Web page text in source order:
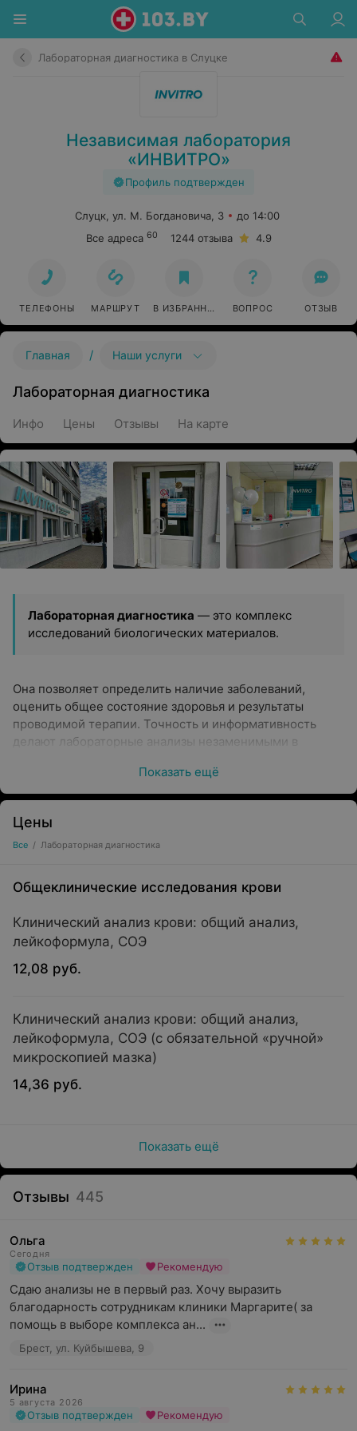
Лабораторная диагностика в Слуцке
Независимая лаборатория
«ИНВИТРО»
Профиль подтвержден
Слуцк, ул. М. Богдановича, 3
до 14:00
Все адреса 60 1244 отзыва 4.9
ТЕЛЕФОНЫ МАРШРУТ В ИЗБРАННОЕ ВОПРОС ОТЗЫВ
Главная / Наши услуги
Лабораторная диагностика
Инфо Цены Отзывы На карте
Лабораторная диагностика — это комплекс
исследований биологических материалов.
Она позволяет определить наличие заболеваний,
оценить общее состояние здоровья и результаты
проводимой терапии. Точность и информативность
делают лабораторные анализы незаменимыми в
Основные направления лабораторных
Лабораторные анализы охватывают широкий спектр
медицинских направлений. Среди них:
Клинические исследования крови
анемию, воспалительные процессы и другие
отклонения.
Биохимические тесты
работу внутренних органов, таких как печень и
почки, а также оценить уровень сахара и
Гормональная диагностика
— используется для
контроля эндокринной системы, репродуктивного
здоровья и обмена веществ.
Микробиологические исследования
определение возбудителей и их чувствительности к
терапии.
состояние иммунной системы, диагностировать
аллергии и аутоиммунные заболевания.
Генетические исследования
патологиям.
Показать ещё
Цены
Все / Лабораторная диагностика
Общеклинические исследования крови
Клинический анализ крови: общий анализ,
лейкоформула, СОЭ
12,08 руб.
Клинический анализ крови: общий анализ,
лейкоформула, СОЭ (с обязательной «ручной»
микроскопией мазка)
14,36 руб.
Показать ещё
Отзывы 445
Ольга
Сегодня
Отзыв подтвержден Рекомендую
Сдаю анализы не в первый раз. Хочу выразить
благодарность сотрудникам клиники Маргарите( за
помощь в выборе комплекса ан...
Брест, ул. Куйбышева, 9
Ирина
5 августа 2026
Отзыв подтвержден Рекомендую